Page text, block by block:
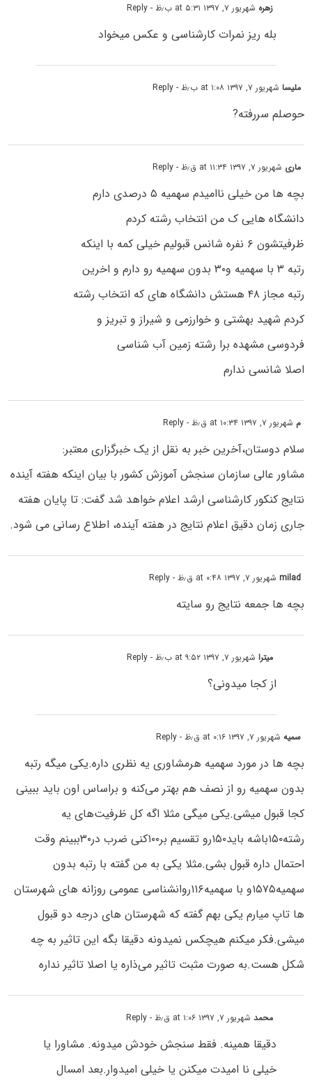
زهره شهریور ۷, ۱۳۹۷ at ۵:۳۱ ب٫ظ - Reply
بله ریز نمرات کارشناسی و عکس میخواد
ملیساشهریور ۷, ۱۳۹۷ at ۱:۰۸ ب٫ظ - Reply
حوصلم سررفته?
ماری شهریور ۷, ۱۳۹۷ at ۱۱:۳۴ ق٫ظ - Reply
بچه ها من خیلی ناامیدم سهمیه ۵ درصدی دارم
دانشگاه هایی ک من انتخاب رشته کردم
ظرفیتشون ۶ نفره شانس قبولیم خیلی کمه با اینکه
رتبه ۳ با سهمیه و۳۰ بدون سهمیه رو دارم و اخرین
رتبه مجاز ۴۸ هستش دانشگاه های که انتخاب رشته
کردم شهید بهشتی و خوارزمی و شیراز و تبریز و
فردوسی مشهده برا رشته زمین آب شناسی
اصلا شانسی ندارم
م شهریور ۷, ۱۳۹۷ at ۱۰:۳۴ ق٫ظ - Reply
سلام دوستان،آخرین خبر به نقل از یک خبرگزاری معتبر:
مشاور عالی سازمان سنجش آموزش کشور با بیان اینکه هفته آینده
نتایج کنکور کارشناسی ارشد اعلام خواهد شد گفت: تا پایان هفته
جاری زمان دقیق اعلام نتایج در هفته آینده، اطلاع رسانی می شود.
miladشهریور ۷, ۱۳۹۷ at ۰:۴۸ ق٫ظ - Reply
بچه ها جمعه نتایج رو سایته
میتراشهریور ۷, ۱۳۹۷ at ۹:۵۲ ب٫ظ - Reply
از کجا میدونی؟
سمیهشهریور ۷, ۱۳۹۷ at ۰:۱۶ ق٫ظ - Reply
بچه ها در مورد سهمیه هرمشاوری یه نظری داره.یکی میگه رتبه
بدون سهمیه رو از نصف هم بهتر می‌کنه و براساس اون باید ببینی
کجا قبول میشی.یکی میگی مثلا اگه کل ظرفیت‌های یه
رشته۱۵۰باشه باید۱۵۰رو تقسیم بر۱۰۰کنی ضرب در۳۰ببینم وقت
احتمال داره قبول بشی.مثلا یکی به من گفته با رتبه بدون
سهمیه۱۵۷۵و با سهمیه۱۱۶روانشناسی عمومی روزانه های شهرستان
ها تاپ میارم یکی بهم گفته که شهرستان های درجه دو قبول
میشی.فکر میکنم هیچکس نمیدونه دقیقا بگه این تاثیر به چه
شکل هست.به صورت مثبت تاثیر می‌ذاره یا اصلا تاثیر نداره
محمدشهریور ۷, ۱۳۹۷ at ۱:۰۶ ق٫ظ - Reply
دقیقا همینه. فقط سنجش خودش میدونه. مشاورا یا
خیلی نا امیدت میکنن یا خیلی امیدوار.بعد امسال